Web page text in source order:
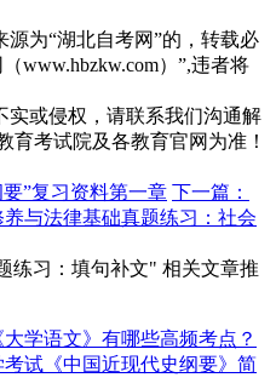
为“湖北自考网”的，转载必
www.hbzkw.com）”,违者将
实或侵权，请联系我们沟通解
育考试院及各教育官网为准！
”复习资料第一章 下一篇：
与法律基础真题练习：社会
练习：填句补文" 相关文章推
学语文》有哪些高频考点？
试《中国近现代史纲要》简